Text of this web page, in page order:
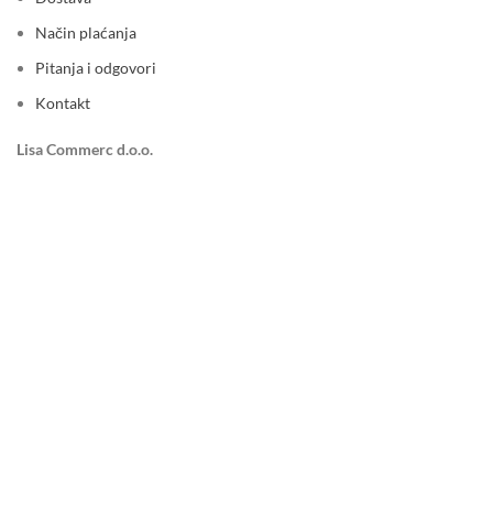
Način plaćanja
Pitanja i odgovori
Kontakt
Lisa Commerc d.o.o.